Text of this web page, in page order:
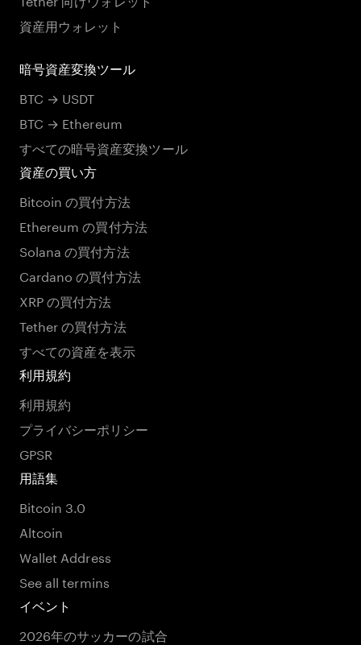
資産用ウォレット
暗号資産変換ツール
BTC → USDT
BTC → Ethereum
すべての暗号資産変換ツール
資産の買い方
Bitcoin の買付方法
Ethereum の買付方法
Solana の買付方法
Cardano の買付方法
XRP の買付方法
Tether の買付方法
すべての資産を表示
利用規約
利用規約
プライバシーポリシー
GPSR
用語集
Bitcoin 3.0
Altcoin
Wallet Address
See all termins
イベント
2026年のサッカーの試合